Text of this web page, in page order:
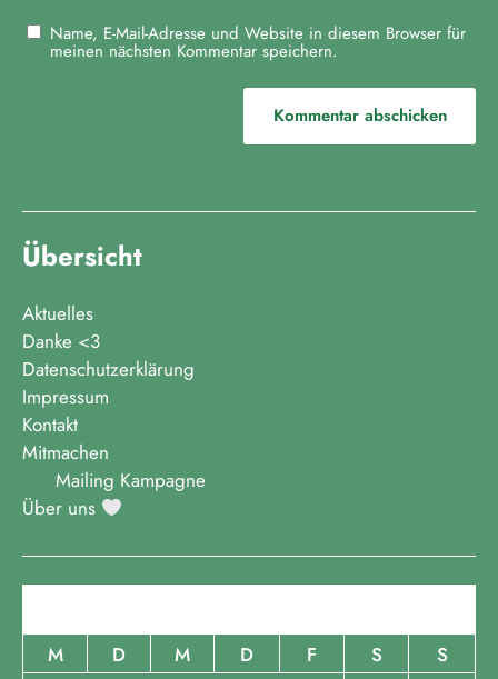
o
n
Name, E-Mail-Adresse und Website in diesem Browser für
meinen nächsten Kommentar speichern.
Übersicht
Aktuelles
Danke <3
Datenschutzerklärung
Impressum
Kontakt
Mitmachen
Mailing Kampagne
Über uns
M
D M D F S
S